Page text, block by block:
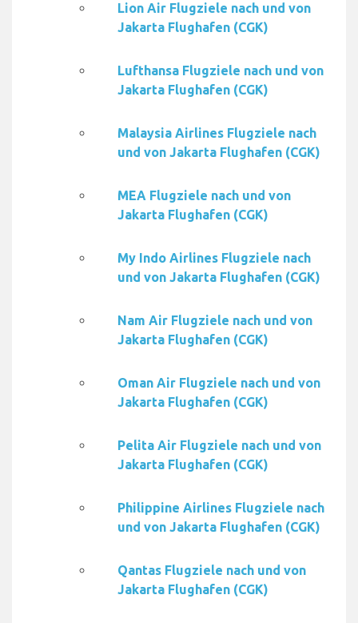
Lion Air Flugziele nach und von
Jakarta Flughafen (CGK)
Lufthansa Flugziele nach und von
Jakarta Flughafen (CGK)
Malaysia Airlines Flugziele nach
und von Jakarta Flughafen (CGK)
MEA Flugziele nach und von
Jakarta Flughafen (CGK)
My Indo Airlines Flugziele nach
und von Jakarta Flughafen (CGK)
Nam Air Flugziele nach und von
Jakarta Flughafen (CGK)
Oman Air Flugziele nach und von
Jakarta Flughafen (CGK)
Pelita Air Flugziele nach und von
Jakarta Flughafen (CGK)
Philippine Airlines Flugziele nach
und von Jakarta Flughafen (CGK)
Qantas Flugziele nach und von
Jakarta Flughafen (CGK)